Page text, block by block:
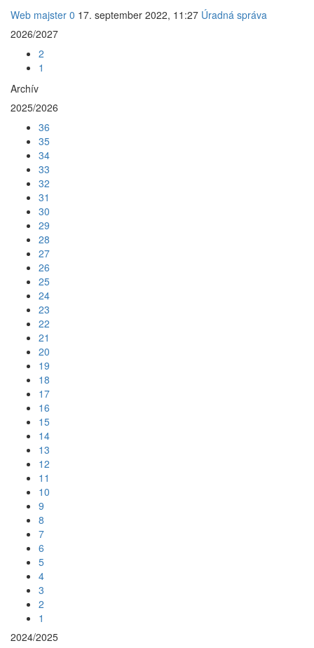
Web majster 0 17. september 2022, 11:27 Úradná správa
2026/2027
2
1
Archív
2025/2026
36
35
34
33
32
31
30
29
28
27
26
25
24
23
22
21
20
19
18
17
16
15
14
13
12
11
10
9
8
7
6
5
4
3
2
1
2024/2025